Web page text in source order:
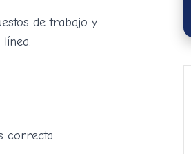
de trabajo y
correcta.